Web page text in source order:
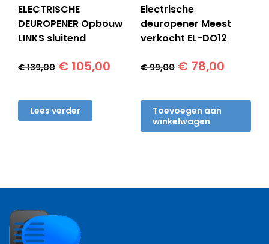
ELECTRISCHE
DEUROPENER Opbouw
LINKS sluitend
€139,00 Oorspronkelijke
€ 139,00.
€ 105,00 Huidige
€ 105,00.
Lees verder
Electrische
deuropener Meest
verkocht EL-DO12
€99,00
€ 99,00.
€ 78,00
Toevoegen aan
winkelwagen